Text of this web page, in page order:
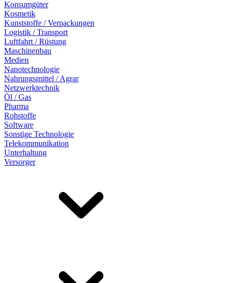
Konsumgüter
Kosmetik
Kunststoffe / Verpackungen
Logistik / Transport
Luftfahrt / Rüstung
Maschinenbau
Medien
Nanotechnologie
Nahrungsmittel / Agrar
Netzwerktechnik
Öl / Gas
Pharma
Rohstoffe
Software
Sonstige Technologie
Telekommunikation
Unterhaltung
Versorger